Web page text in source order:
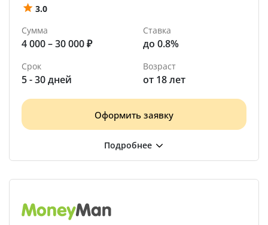
3.0
Сумма
4 000 – 30 000 ₽
Ставка
до 0.8%
Срок
5 - 30 дней
Возраст
от 18 лет
Оформить заявку